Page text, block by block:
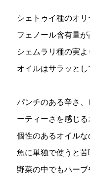
シェトゥイ種のオ
フェノール含有量が
シェムラリ種の実
オイルはサラッとし
パンチのある辛さ
ーティーさを感じる
個性のあるオイルな
魚に単独で使うと苦
野菜の中でもハー